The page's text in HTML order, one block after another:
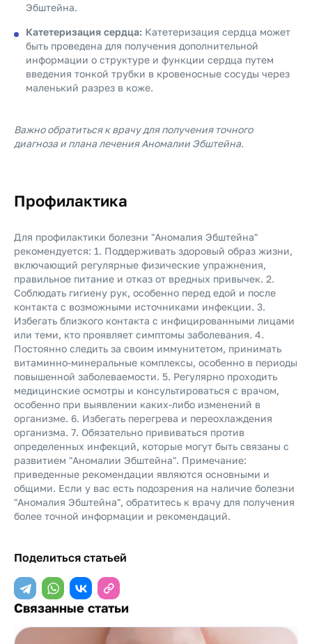
Эбштейна.
Катетеризация сердца: Катетеризация сердца может
быть проведена для получения дополнительной
информации о структуре и функции сердца путем
введения тонкой трубки в кровеносные сосуды через
маленький разрез в коже.
Важно обратиться к врачу для получения точного
диагноза и плана лечения Аномалии Эбштейна.
Профилактика
Для профилактики болезни "Аномалия Эбштейна"
рекомендуется: 1. Поддерживать здоровый образ жизни,
включающий регулярные физические упражнения,
правильное питание и отказ от вредных привычек. 2.
Соблюдать гигиену рук, особенно перед едой и после
контакта с возможными источниками инфекции. 3.
Избегать близкого контакта с инфицированными лицами
или теми, кто проявляет симптомы заболевания. 4.
Постоянно следить за своим иммунитетом, принимать
витаминно-минеральные комплексы, особенно в периоды
повышенной заболеваемости. 5. Регулярно проходить
медицинские осмотры и консультироваться с врачом,
особенно при выявлении каких-либо изменений в
организме. 6. Избегать перегрева и переохлаждения
организма. 7. Обязательно прививаться против
определенных инфекций, которые могут быть связаны с
развитием "Аномалии Эбштейна". Примечание:
приведенные рекомендации являются основными и
общими. Если у вас есть подозрения на наличие болезни
"Аномалия Эбштейна", обратитесь к врачу для получения
более точной информации и рекомендаций.
Поделиться статьей
Связанные статьи